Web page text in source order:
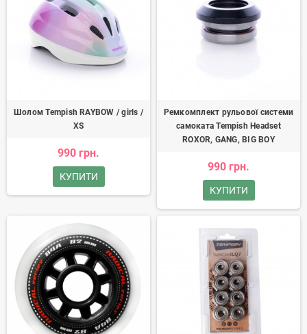
Шолом Tempish RAYBOW / girls /
XS
990 грн.
КУПИТИ
Ремкомплект рульової системи
самоката Tempish Headset
ROXOR, GANG, BIG BOY
990 грн.
КУПИТИ